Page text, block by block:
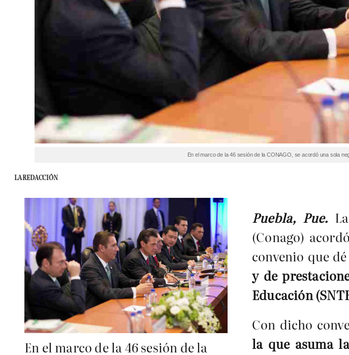
En el marco de la 46 sesión de la CONAGO, se acordó una sola
LA REDACCIÓN
En el marco de la 46 sesión de la
Puebla, Pue.
(Conago)
convenio que dé
y de
Educación
Con dicho
la que asuma